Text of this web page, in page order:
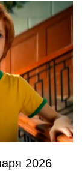
2026